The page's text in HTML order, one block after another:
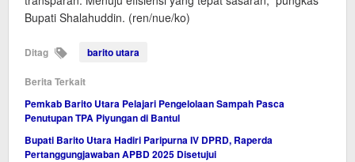
Bupati Shalahuddin. (ren/nue/ko)
Ditag barito utara
Berita Terkait
Pemkab Barito Utara Pelajari Pengelolaan Sampah Pasca
Penutupan TPA Piyungan di Bantul
Bupati Barito Utara Hadiri Paripurna IV DPRD, Raperda
Pertanggungjawaban APBD 2025 Disetujui